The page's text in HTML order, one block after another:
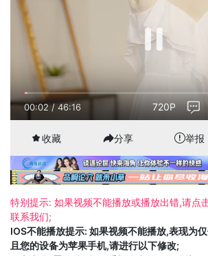
00:02/ 46:16 720P
收藏 分享 举报
特别提示: 如果视频不能播放或播放出错,请点
联系我们;
IOS不能播放提示: 如果视频不能播放,表现为
且您的设备为苹果手机,请进行以下修改;